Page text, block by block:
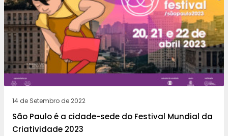
14 de Setembro de 2022
São Paulo é a cidade-sede do Festival Mundial da
Criatividade 2023